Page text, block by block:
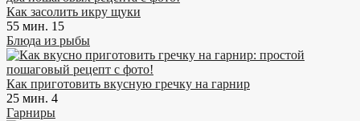
Как засолить икру щуки
55 мин. 15
Блюда из рыбы
Как приготовить вкусную гречку на гарнир
25 мин. 4
Гарниры